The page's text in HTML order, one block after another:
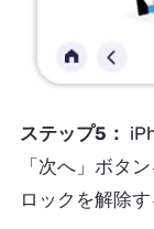
ステップ5：
「次へ」ボタ
ロックを解除す